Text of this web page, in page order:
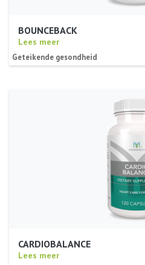
BOUNCEBACK
Lees meer
Geteikende gesondheid
CARDIOBALANCE
Lees meer